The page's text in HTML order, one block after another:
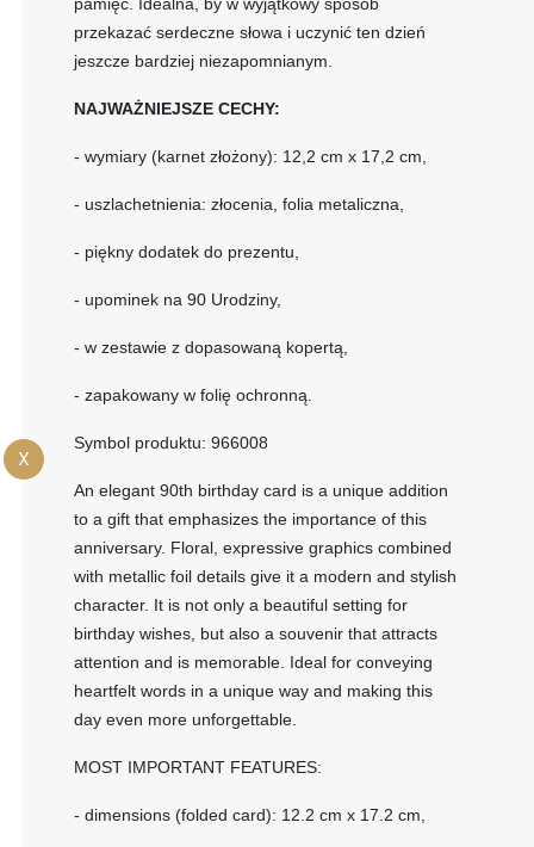
X
przekazać serdeczne słowa i uczynić ten dzień
jeszcze bardziej niezapomnianym.
NAJWAŻNIEJSZE CECHY:
- wymiary (karnet złożony): 12,2 cm x 17,2 cm,
- uszlachetnienia: złocenia, folia metaliczna,
- piękny dodatek do prezentu,
- upominek na 90 Urodziny,
- w zestawie z dopasowaną kopertą,
- zapakowany w folię ochronną.
Symbol produktu: 966008
An elegant 90th birthday card is a unique addition
to a gift that emphasizes the importance of this
anniversary. Floral, expressive graphics combined
with metallic foil details give it a modern and stylish
character. It is not only a beautiful setting for
birthday wishes, but also a souvenir that attracts
attention and is memorable. Ideal for conveying
heartfelt words in a unique way and making this
day even more unforgettable.
MOST IMPORTANT FEATURES:
- dimensions (folded card): 12.2 cm x 17.2 cm,